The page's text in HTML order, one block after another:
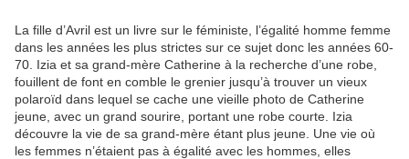
La fille d’Avril est un livre sur le féministe, l’égalité homme femme
dans les années les plus strictes sur ce sujet donc les années 60-
70. Izia et sa grand-mère Catherine à la recherche d’une robe,
fouillent de font en comble le grenier jusqu’à trouver un vieux
polaroïd dans lequel se cache une vieille photo de Catherine
jeune, avec un grand sourire, portant une robe courte. Izia
découvre la vie de sa grand-mère étant plus jeune. Une vie où
les femmes n’étaient pas à égalité avec les hommes, elles